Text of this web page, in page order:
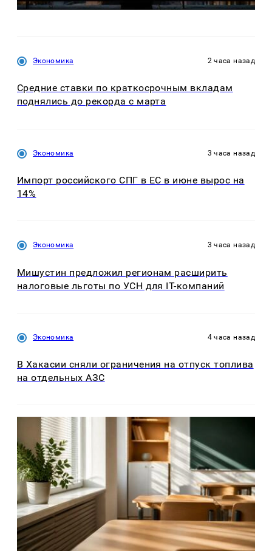
Экономика 2 часа назад
Средние ставки по краткосрочным вкладам
поднялись до рекорда с марта
Экономика 3 часа назад
Импорт российского СПГ в ЕС в июне вырос на
14%
Экономика 3 часа назад
Мишустин предложил регионам расширить
налоговые льготы по УСН для IT-компаний
Экономика 4 часа назад
В Хакасии сняли ограничения на отпуск топлива
на отдельных АЗС